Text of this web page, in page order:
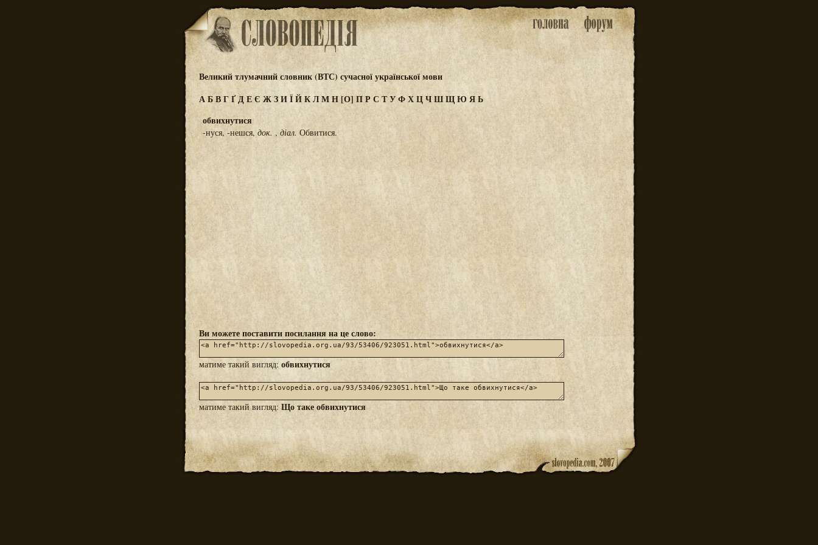
Великий тлумачний словник (ВТС) сучасної української мови
АБВГҐДЕЄ ЖЗИЇЙКЛМН[О] ПРС ТУФХЦЧШЩЮ ЯЬ
обвихнутися
-нуся, -нешся, док. ,діал. Обвитися.
Ви можете поставити посилання на це слово:
матиме такий вигляд: обвихнутися
матиме такий вигляд:Що таке обвихнутися